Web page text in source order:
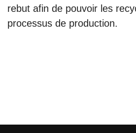
rebut afin de pouvoir les
processus de production.